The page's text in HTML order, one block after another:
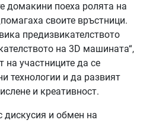
домакини поеха ролята на
своите връстници.
предизвикателството
на 3D машината“,
участниците да се
технологии и да развият
и креативност.
и обмен на